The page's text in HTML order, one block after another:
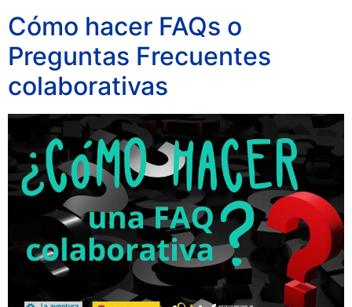
Cómo hacer FAQs o
Preguntas Frecuentes
colaborativas